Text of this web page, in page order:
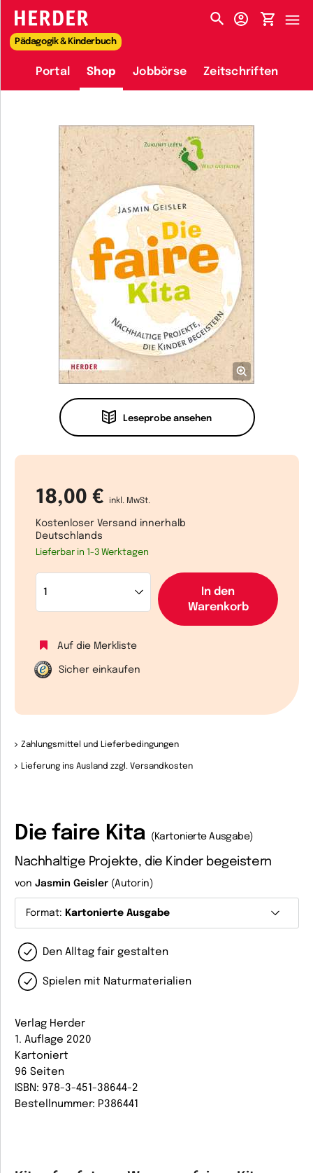
HERDER-MENÜ
Pädagogik & Kinderbuch
Portal Shop Jobbörse Zeitschriften
Leseprobe ansehen
18,00 € inkl. MwSt.
Kostenloser Versand innerhalb
Deutschlands
Lieferbar in 1-3 Werktagen
In den
Warenkorb
Auf die Merkliste
Sicher einkaufen
Zahlungsmittel und Lieferbedingungen
Lieferung ins Ausland zzgl. Versandkosten
Die faire Kita (Kartonierte Ausgabe)
Nachhaltige Projekte, die Kinder begeistern
von Jasmin Geisler (Autorin)
Format: Kartonierte Ausgabe
Den Alltag fair gestalten
Spielen mit Naturmaterialien
Verlag Herder
1. Auflage 2020
Kartoniert
96 Seiten
ISBN: 978-3-451-38644-2
Bestellnummer: P386441